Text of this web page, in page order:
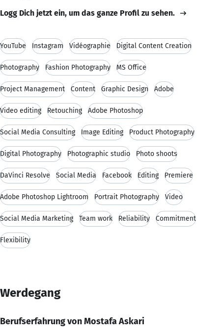
Logg Dich jetzt ein, um das ganze Profil zu sehen.
YouTube Instagram Vidéographie Digital Content Creation
Photography Fashion Photography MS Office
Project Management Content Graphic Design Adobe
Video editing Retouching Adobe Photoshop
Social Media Consulting Image Editing Product Photography
Digital Photography Photographic studio Photo shoots
DaVinci Resolve Social Media Facebook Editing Premiere
Adobe Photoshop Lightroom Portrait Photography Video
Social Media Marketing Team work Reliability Commitment
Flexibility
Werdegang
Berufserfahrung von Mostafa Askari